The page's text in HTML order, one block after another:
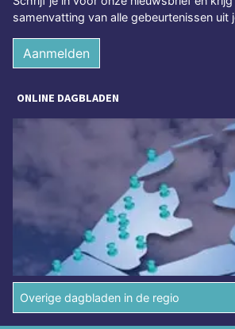
samenvatting van alle gebeurtenissen uit
Aanmelden
ONLINE DAGBLADEN
Overige dagbladen in de regio